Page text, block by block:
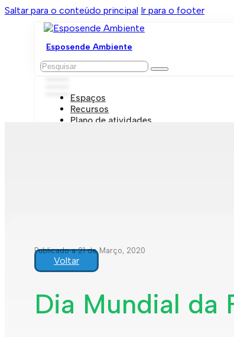
Saltar para o conteúdo principal Ir para o footer
Esposende Ambiente
Pesquisar
Espaços
Recursos
Plano de atividades
Publicado a 21 de Março, 2020
Voltar
Dia Mundial da